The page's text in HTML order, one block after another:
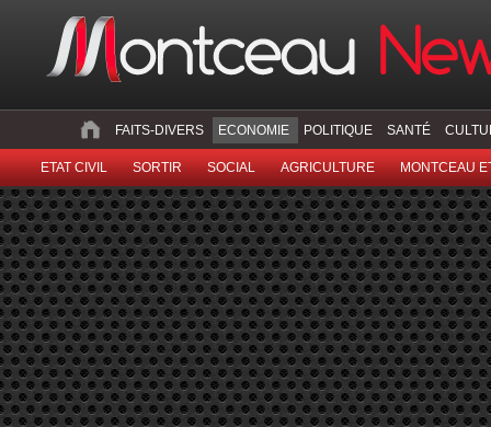
FAITS-DIVERS ECONOMIE POLITIQUE SANTÉ
ETAT CIVIL SORTIR SOCIAL AGRICULTURE MONTCEAU